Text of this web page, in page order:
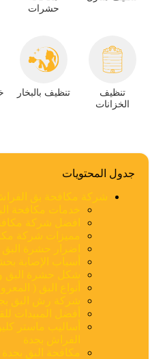
حشرات
تنظيف
الخزانات
تنظيف بالبخار
جدول المحتويات
شركة مكافحة بق
خدمات مكافحة
افضل شركة
مميزات شركة
اضرار حشرة
أسباب الإصابة
شكل حشرة البق
أنواع البق (
شركة رش البق
أفضل المبيدات
أساليب ماستر
الفراش بجدة
مكافحة البق